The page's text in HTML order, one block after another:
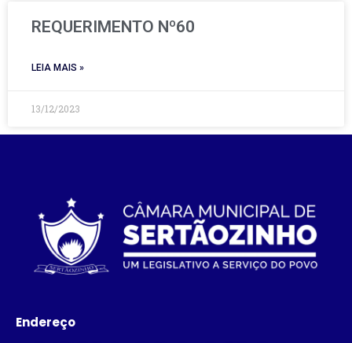
REQUERIMENTO Nº60
LEIA MAIS »
13/12/2023
Endereço